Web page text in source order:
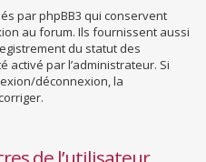
par phpBB3 qui conservent
au forum. Ils fournissent aussi
du statut des
activé par l’administrateur. Si
déconnexion, la